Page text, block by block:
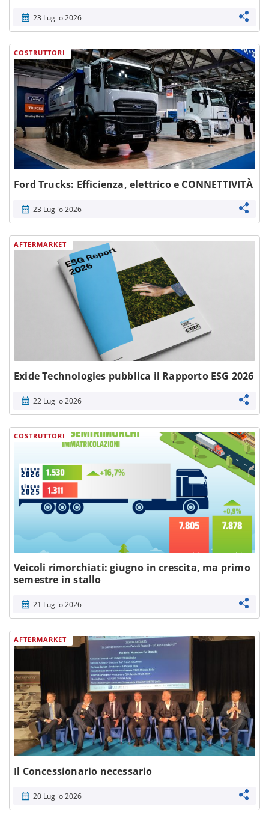
calendar_month 23 Luglio 2026
COSTRUTTORI
Ford Trucks: Efficienza, elettrico e CONNETTIVITÀ
calendar_month 23 Luglio 2026
AFTERMARKET
Exide Technologies pubblica il Rapporto ESG 2026
calendar_month 22 Luglio 2026
COSTRUTTORI
Veicoli rimorchiati: giugno in crescita, ma primo
semestre in stallo
calendar_month 21 Luglio 2026
AFTERMARKET
Il Concessionario necessario
calendar_month 20 Luglio 2026